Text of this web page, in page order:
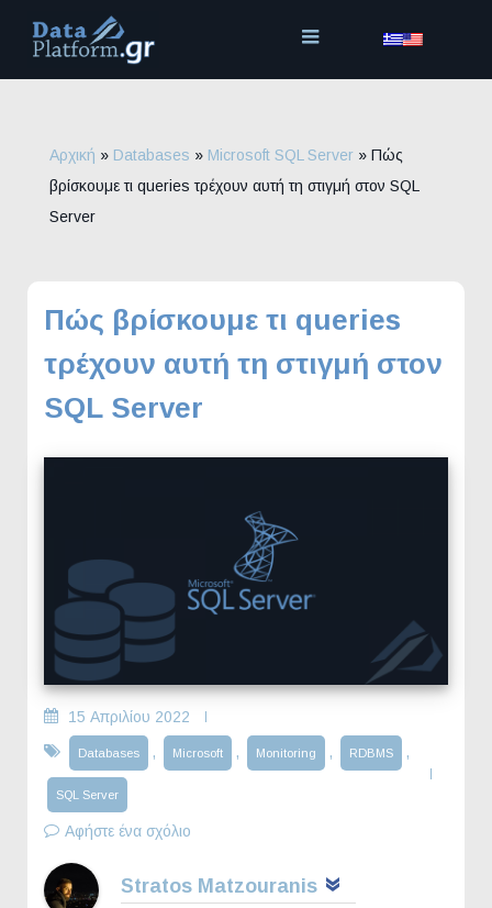
περιεχόμενο
Αρχική » Databases » Microsoft SQL Server » Πώς
βρίσκουμε τι queries τρέχουν αυτή τη στιγμή στον SQL
Server
Πώς βρίσκουμε τι queries
τρέχουν αυτή τη στιγμή στον
SQL Server
15 Απριλίου 2022
Databases , Microsoft , Monitoring , RDBMS ,
SQL Server
Αφήστε ένα σχόλιο
Stratos Matzouranis